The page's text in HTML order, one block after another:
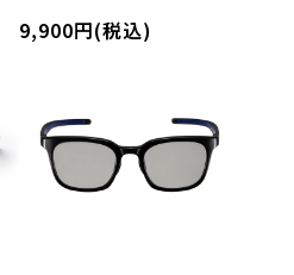
9,900円(税込)